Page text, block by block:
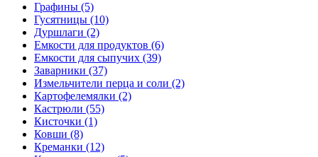
Графины (5)
Гусятницы (10)
Дуршлаги (2)
Емкости для продуктов (6)
Емкости для сыпучих (39)
Заварники (37)
Измельчители перца и соли (2)
Картофелемялки (2)
Кастрюли (55)
Кисточки (1)
Ковши (8)
Креманки (12)